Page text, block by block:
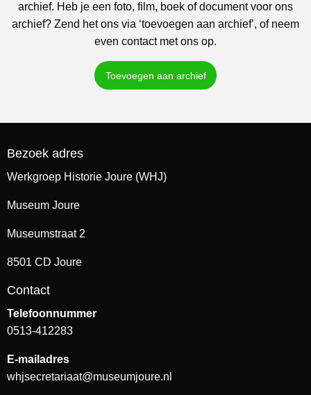
archief. Heb je een foto, film, boek of document voor ons
archief? Zend het ons via ‘toevoegen aan archief’, of neem
even contact met ons op.
Toevoegen aan archief
Bezoek adres
Werkgroep Historie Joure (WHJ)
Museum Joure
Museumstraat 2
8501 CD Joure
Contact
Telefoonnummer
0513-412283
E-mailadres
whjsecretariaat@museumjoure.nl